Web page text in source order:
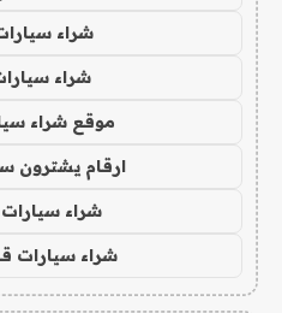
شراء
شراء
موقع شراء
ارقام يشترون
شراء
شراء سيارات